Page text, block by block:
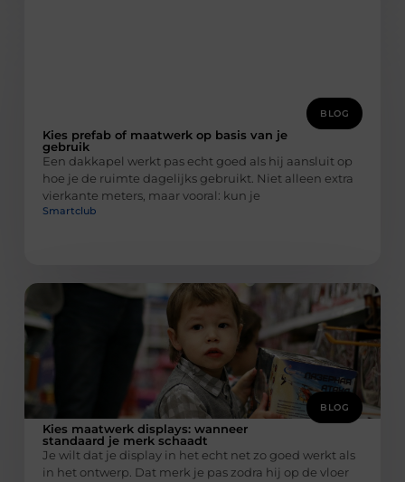
BLOG
Kies prefab of maatwerk op basis van je
gebruik
Een dakkapel werkt pas echt goed als hij aansluit op
hoe je de ruimte dagelijks gebruikt. Niet alleen extra
vierkante meters, maar vooral: kun je
Smartclub
BLOG
Kies maatwerk displays: wanneer
standaard je merk schaadt
Je wilt dat je display in het echt net zo goed werkt als
in het ontwerp. Dat merk je pas zodra hij op de vloer